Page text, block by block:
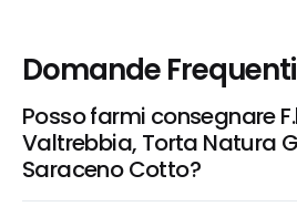
Domande Frequenti
Posso farmi consegnare
Valtrebbia, Torta Natura
Saraceno Cotto?